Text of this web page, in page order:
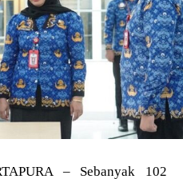
– Sebanyak 102